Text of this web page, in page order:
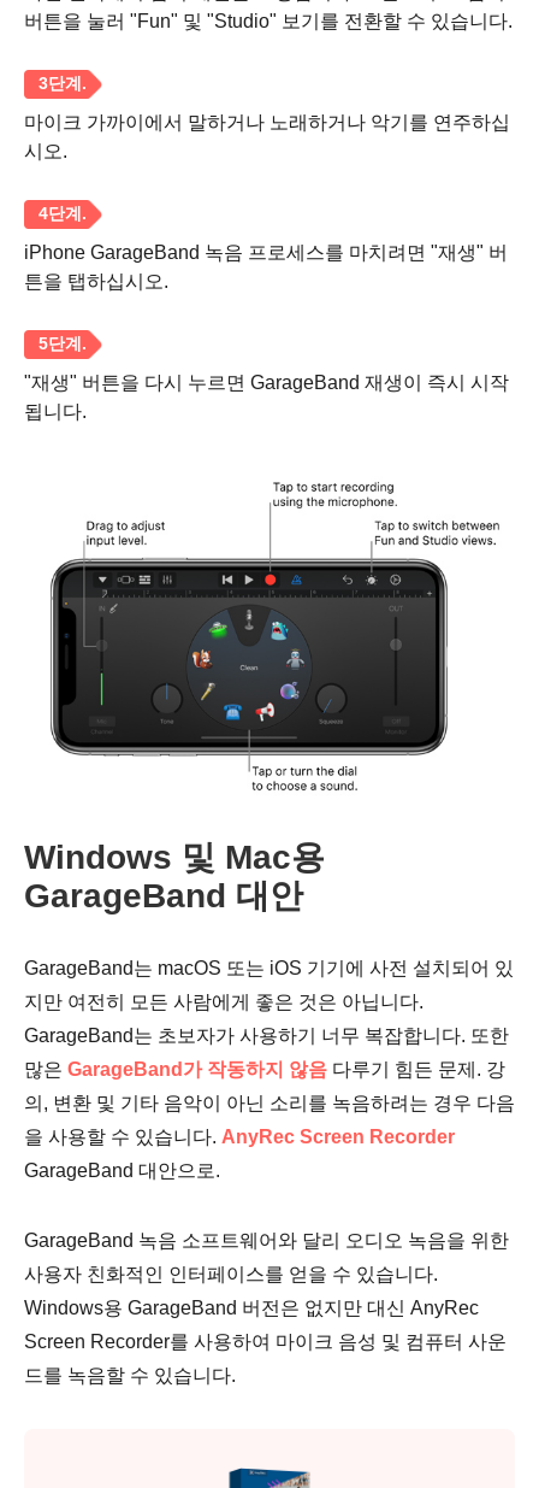
2 단계.
버튼을 눌러 "Fun" 및 "Studio" 보기를 전환할 수 있습니다.
마이크 가까이에서 말하거나 노래하거나 악기를 연주하십
시오.
iPhone GarageBand 녹음 프로세스를 마치려면 "재생" 버
튼을 탭하십시오.
5단계.
"재생" 버튼을 다시 누르면 GarageBand 재생이 즉시 시작
됩니다.
Windows 및 Mac용
GarageBand 대안
GarageBand는 macOS 또는 iOS 기기에 사전 설치되어 있
지만 여전히 모든 사람에게 좋은 것은 아닙니다.
GarageBand는 초보자가 사용하기 너무 복잡합니다. 또한
많은 GarageBand가 작동하지 않음 다루기 힘든 문제. 강
의, 변환 및 기타 음악이 아닌 소리를 녹음하려는 경우 다음
을 사용할 수 있습니다. AnyRec Screen Recorder
GarageBand 대안으로.
GarageBand 녹음 소프트웨어와 달리 오디오 녹음을 위한
사용자 친화적인 인터페이스를 얻을 수 있습니다.
Windows용 GarageBand 버전은 없지만 대신 AnyRec
Screen Recorder를 사용하여 마이크 음성 및 컴퓨터 사운
드를 녹음할 수 있습니다.